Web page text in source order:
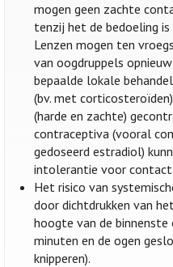
mogen geen zachte
tenzij het de bedoeling
Lenzen mogen ten
van oogdruppels
bepaalde lokale
(bv. met
(harde en zachte)
contraceptiva (vooral
gedoseerd estradiol)
intolerantie voor
Het risico van
door dichtdrukken van
hoogte van de binnenste
minuten en de ogen
knipperen).